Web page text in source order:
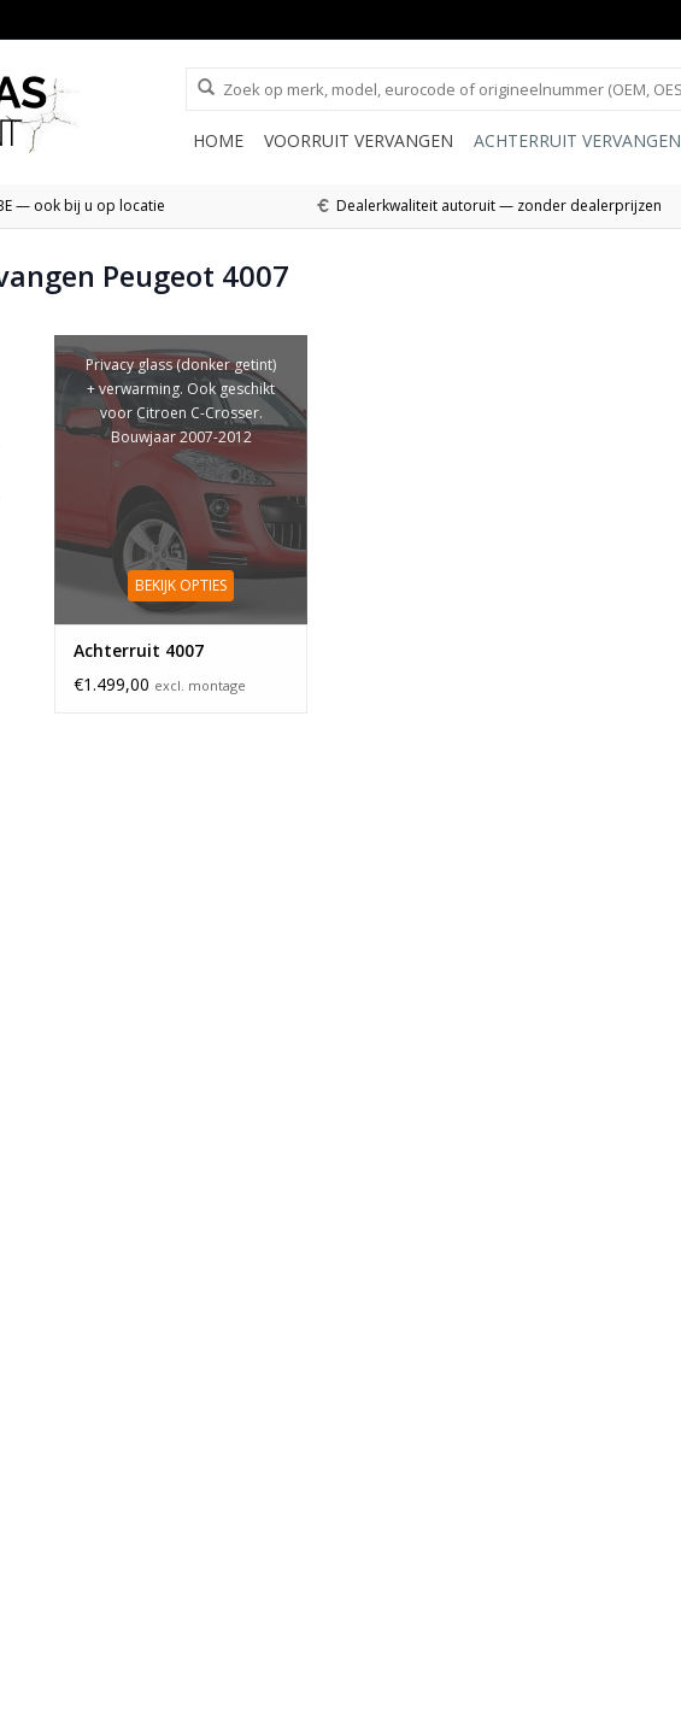
HOME VOORRUIT VERVANGEN ACHTERRUIT VERVANGEN
— ook bij u op locatie Dealerkwaliteit autoruit — zonder dealerprijzen
Peugeot 4007
Privacy glass (donker getint)
+ verwarming. Ook geschikt
voor Citroen C-Crosser.
Bouwjaar 2007-2012
BEKIJK OPTIES
Achterruit 4007
€1.499,00 excl. montage